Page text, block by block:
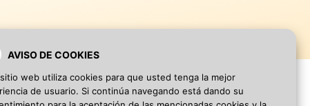
AVISO DE COOKIES
web utiliza cookies para que usted tenga la mejor
de usuario. Si continúa navegando está dando su